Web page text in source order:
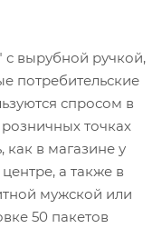
вырубной ручкой,
потребительские
спросом в
точках
как в магазине у
а также в
мужской или
50 пакетов